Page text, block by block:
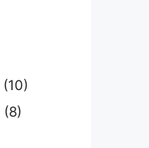
(10)
(8)